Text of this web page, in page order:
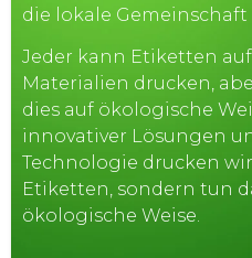
die lokale
Jeder kann Etiketten
Materialien drucken,
dies auf ökologische
innovativer Lösungen
Technologie drucken
Etiketten, sondern tun
ökologische Weise.